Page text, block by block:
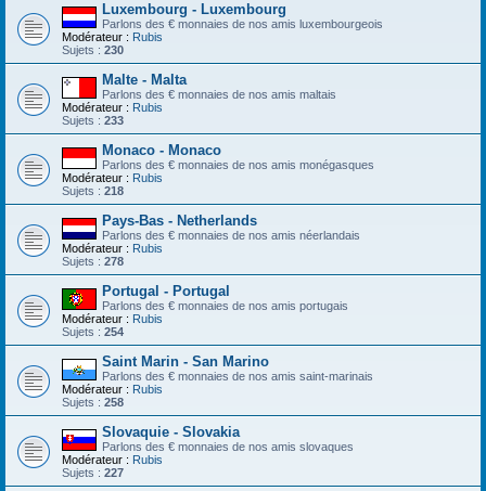
Luxembourg - Luxembourg
Parlons des € monnaies de nos amis luxembourgeois
Modérateur : Rubis
Sujets : 230
Malte - Malta
Parlons des € monnaies de nos amis maltais
Modérateur : Rubis
Sujets : 233
Monaco - Monaco
Parlons des € monnaies de nos amis monégasques
Modérateur : Rubis
Sujets : 218
Pays-Bas - Netherlands
Parlons des € monnaies de nos amis néerlandais
Modérateur : Rubis
Sujets : 278
Portugal - Portugal
Parlons des € monnaies de nos amis portugais
Modérateur : Rubis
Sujets : 254
Saint Marin - San Marino
Parlons des € monnaies de nos amis saint-marinais
Modérateur : Rubis
Sujets : 258
Slovaquie - Slovakia
Parlons des € monnaies de nos amis slovaques
Modérateur : Rubis
Sujets : 227